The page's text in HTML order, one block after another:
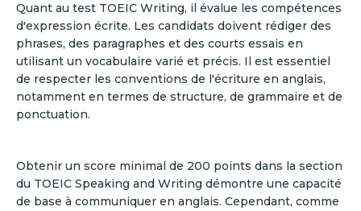
Quant au test TOEIC Writing, il évalue les compétences
d'expression écrite. Les candidats doivent rédiger des
phrases, des paragraphes et des courts essais en
utilisant un vocabulaire varié et précis. Il est essentiel
de respecter les conventions de l'écriture en anglais,
notamment en termes de structure, de grammaire et de
ponctuation.
Obtenir un score minimal de 200 points dans la section
du TOEIC Speaking and Writing démontre une capacité
de base à communiquer en anglais. Cependant, comme